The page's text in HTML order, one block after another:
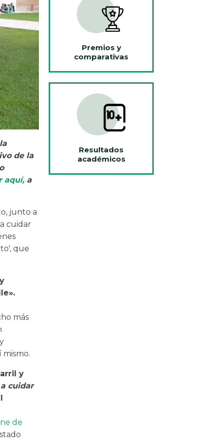
de la
aquí, a
junto a
cuidar
que
más
y
cuidar
de
Premios y
comparativas
Resultados
académicos